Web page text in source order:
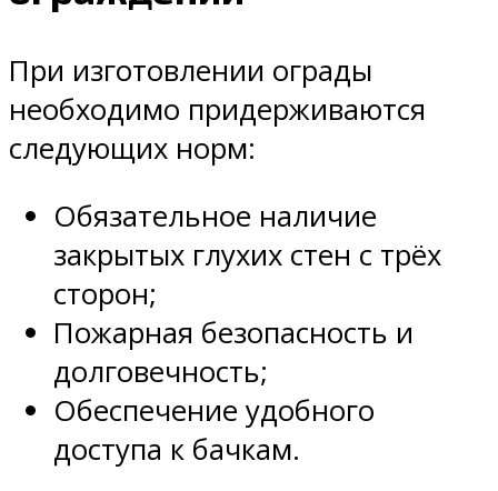
При изготовлении ограды
необходимо придерживаются
следующих норм:
Обязательное наличие
закрытых глухих стен с трёх
сторон;
Пожарная безопасность и
долговечность;
Обеспечение удобного
доступа к бачкам.